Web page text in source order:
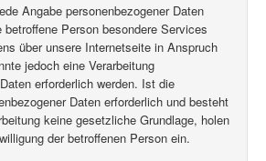
Angabe personenbezogener Daten
Person besondere Services
über unsere Internetseite in Anspruch
jedoch eine Verarbeitung
erforderlich werden. Ist die
Daten erforderlich und besteht
keine gesetzliche Grundlage, holen
der betroffenen Person ein.